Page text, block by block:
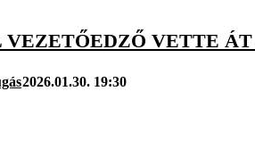
VEZETŐEDZŐ VETTE
2026.01.30. 19:30